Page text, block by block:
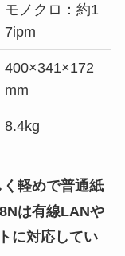
モノクロ：約1
7ipm
400×341×172
mm
8.4kg
軽めで普通紙
は有線LANや
に対応してい